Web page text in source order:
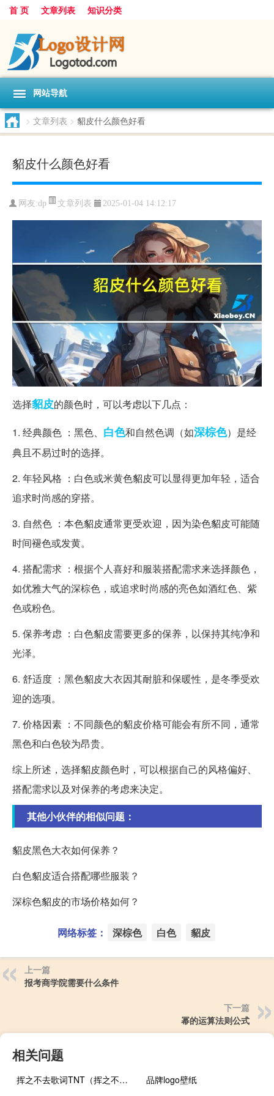
首 页 文章列表 知识分类
网站导航
> 文章列表 > 貂皮什么颜色好看
貂皮什么颜色好看
网友:dp 文章列表 2025-01-04 14:12:17
选择貂皮的颜色时，可以考虑以下几点：
1. 经典颜色 ：黑色、 白色和自然色调（如深棕色）是经
典且不易过时的选择。
2. 年轻风格 ：白色或米黄色貂皮可以显得更加年轻，适合
追求时尚感的穿搭。
3. 自然色 ：本色貂皮通常更受欢迎，因为染色貂皮可能随
时间褪色或发黄。
4. 搭配需求 ：根据个人喜好和服装搭配需求来选择颜色，
如优雅大气的深棕色，或追求时尚感的亮色如酒红色、紫
色或粉色。
5. 保养考虑 ：白色貂皮需要更多的保养，以保持其纯净和
光泽。
6. 舒适度 ：黑色貂皮大衣因其耐脏和保暖性，是冬季受欢
迎的选项。
7. 价格因素 ：不同颜色的貂皮价格可能会有所不同，通常
黑色和白色较为昂贵。
综上所述，选择貂皮颜色时，可以根据自己的风格偏好、
搭配需求以及对保养的考虑来决定。
其他小伙伴的相似问题：
貂皮黑色大衣如何保养？
白色貂皮适合搭配哪些服装？
深棕色貂皮的市场价格如何？
网络标签： 深棕色 白色 貂皮
上一篇
报考商学院需要什么条件
下一篇
幂的运算法则公式
相关问题
挥之不去歌词TNT（挥之不去歌词）
品牌logo壁纸